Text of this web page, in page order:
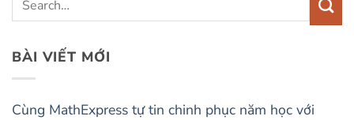
BÀI VIẾT MỚI
Cùng MathExpress tự tin chinh phục năm học với